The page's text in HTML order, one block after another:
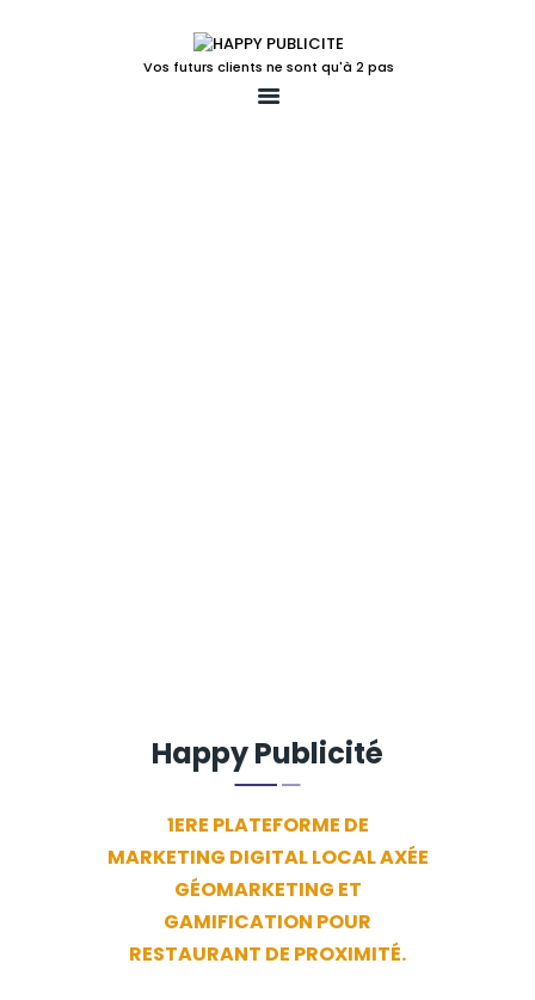
Vos futurs clients ne sont qu'à 2 pas
Happy Publicité
1ERE PLATEFORME DE
MARKETING DIGITAL LOCAL AXÉE
GÉOMARKETING ET
GAMIFICATION POUR
RESTAURANT DE PROXIMITÉ.